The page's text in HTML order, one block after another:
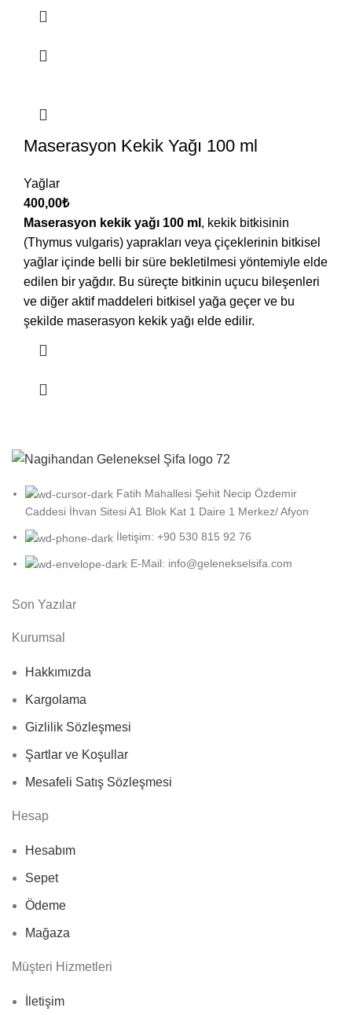
Maserasyon Kekik Yağı 100 ml
Yağlar
400,00₺
Maserasyon kekik yağı 100 ml , kekik bitkisinin
(Thymus vulgaris) yaprakları veya çiçeklerinin bitkisel
yağlar içinde belli bir süre bekletilmesi yöntemiyle elde
edilen bir yağdır. Bu süreçte bitkinin uçucu bileşenleri
ve diğer aktif maddeleri bitkisel yağa geçer ve bu
şekilde maserasyon kekik yağı elde edilir.
Fatih Mahallesi Şehit Necip Özdemir
Caddesi İhvan Sitesi A1 Blok Kat 1 Daire 1 Merkez/ Afyon
İletişim: +90 530 815 92 76
E-Mail: info@gelenekselsifa.com
Son Yazılar
Kurumsal
Hakkımızda
Kargolama
Gizlilik Sözleşmesi
Şartlar ve Koşullar
Mesafeli Satış Sözleşmesi
Hesap
Hesabım
Sepet
Ödeme
Mağaza
Müşteri Hizmetleri
İletişim